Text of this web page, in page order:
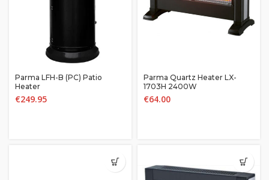
Parma LFH-B (PC) Patio
Heater
€249.95
Parma Quartz Heater LX-
1703H 2400W
€64.00